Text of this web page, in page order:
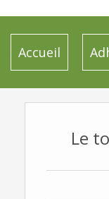
Accueil
Le